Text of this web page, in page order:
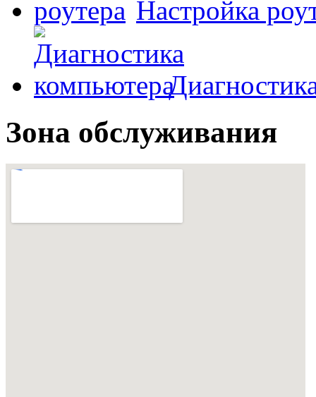
Настройка
Зона обслуживания